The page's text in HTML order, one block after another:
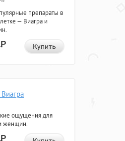
препараты в
— Виагра и
Р Купить
ощущения для
женщин.
Р